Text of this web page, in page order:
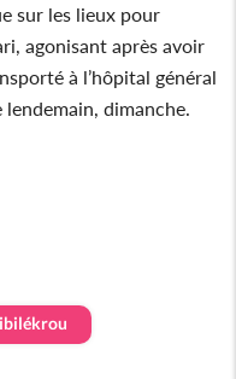
sur les lieux pour
agonisant après avoir
à l’hôpital général
lendemain, dimanche.